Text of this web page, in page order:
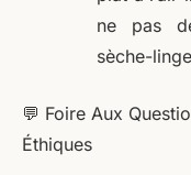
ne pas
sèche-
💬 Foire Aux
Éthiques